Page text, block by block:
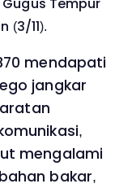
(3/11).
mendapati
jangkar
mengalami
bakar,